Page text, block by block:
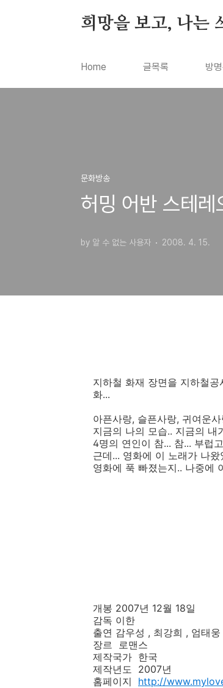
희망을 보고, 나는
Home 글목록 방
문화방송
허밍 어반 스테
by 알 수 없는 사용자 2008. 4. 15.
지하철 화재 장면을 지하철
화...
아픈사랑, 슬픈사랑, 귀여운사
지금의 나의 모습.. 지금의 내
4명의 연인이 참... 참... 부럽
근데... 영화에 이 노래가 나왔
영화에 푹 빠졌는지.. 나중에
개봉 2007년 12월 18일
감독 이한
출연 감우성 , 최강희 , 엄태
장르 로맨스
제작국가 한국
제작년도 2007년
홈페이지 http://